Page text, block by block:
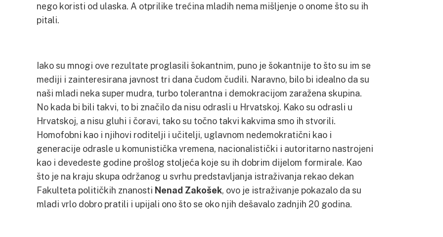
nego koristi od ulaska. A otprilike trećina mladih nema mišljenje o onome što su ih
pitali.
Iako su mnogi ove rezultate proglasili šokantnim, puno je šokantnije to što su im se
mediji i zainteresirana javnost tri dana čudom čudili. Naravno, bilo bi idealno da su
naši mladi neka super mudra, turbo tolerantna i demokracijom zaražena skupina.
No kada bi bili takvi, to bi značilo da nisu odrasli u Hrvatskoj. Kako su odrasli u
Hrvatskoj, a nisu gluhi i čoravi, tako su točno takvi kakvima smo ih stvorili.
Homofobni kao i njihovi roditelji i učitelji, uglavnom nedemokratični kao i
generacije odrasle u komunistička vremena, nacionalistički i autoritarno nastrojeni
kao i devedeste godine prošlog stoljeća koje su ih dobrim dijelom formirale. Kao
što je na kraju skupa održanog u svrhu predstavljanja istraživanja rekao dekan
Fakulteta političkih znanosti Nenad Zakošek, ovo je istraživanje pokazalo da su
mladi vrlo dobro pratili i upijali ono što se oko njih dešavalo zadnjih 20 godina.